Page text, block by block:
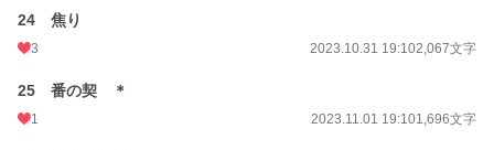
24 焦り
3 2023.10.31 19:102,067文字
25 番の契 ＊
1 2023.11.01 19:101,696文字